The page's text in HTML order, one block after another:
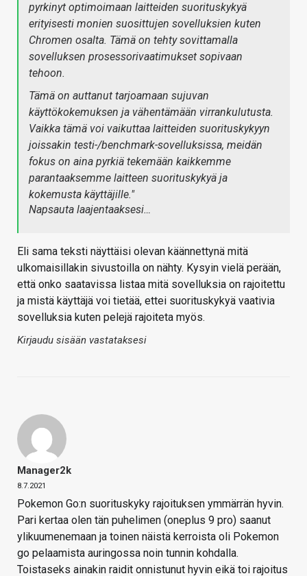
pyrkinyt optimoimaan laitteiden suorituskykyä
erityisesti monien suosittujen sovelluksien kuten
Chromen osalta. Tämä on tehty sovittamalla
sovelluksen prosessorivaatimukset sopivaan
tehoon.
Tämä on auttanut tarjoamaan sujuvan
käyttökokemuksen ja vähentämään virrankulutusta.
Vaikka tämä voi vaikuttaa laitteiden suorituskykyyn
joissakin testi-/benchmark-sovelluksissa, meidän
fokus on aina pyrkiä tekemään kaikkemme
parantaaksemme laitteen suorituskykyä ja
kokemusta käyttäjille."
Napsauta laajentaaksesi…
Eli sama teksti näyttäisi olevan käännettynä mitä
ulkomaisillakin sivustoilla on nähty. Kysyin vielä perään,
että onko saatavissa listaa mitä sovelluksia on rajoitettu
ja mistä käyttäjä voi tietää, ettei suorituskykyä vaativia
sovelluksia kuten pelejä rajoiteta myös.
Kirjaudu sisään vastataksesi
Manager2k
8.7.2021
Pokemon Go:n suorituskyky rajoituksen ymmärrän hyvin.
Pari kertaa olen tän puhelimen (oneplus 9 pro) saanut
ylikuumenemaan ja toinen näistä kerroista oli Pokemon
go pelaamista auringossa noin tunnin kohdalla.
Toistaseks ainakin raidit onnistunut hyvin eikä toi rajoitus